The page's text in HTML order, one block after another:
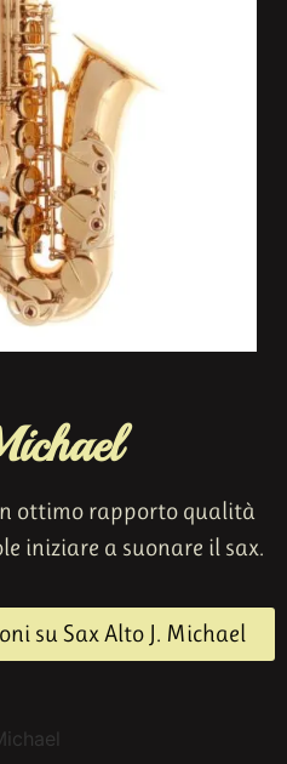
ottimo rapporto qualità
iniziare a suonare il sax.
su Sax Alto J. Michael